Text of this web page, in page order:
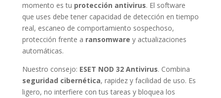
momento es tu protección antivirus. El software
que uses debe tener capacidad de detección en tiempo
real, escaneo de comportamiento sospechoso,
protección frente a ransomware y actualizaciones
automáticas.
Nuestro consejo: ESET NOD 32 Antivirus. Combina
seguridad cibernética, rapidez y facilidad de uso. Es
ligero, no interfiere con tus tareas y bloquea los